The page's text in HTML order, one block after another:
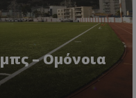
– Ομόνοια